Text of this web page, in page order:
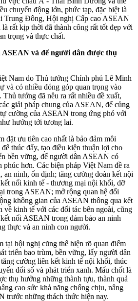
chuyển động lớn, phức tạp, đặc biệt là
Trung Đông, Hội nghị Cấp cao ASEAN
rất kịp thời đã thành công rất tốt đẹp với
trọng và thực chất.
ASEAN và để người dân được thụ
Nam do Thủ tướng Chính phủ Lê Minh
và có nhiều đóng góp quan trọng vào
tướng đã nêu ra rất nhiều đề xuất,
giải pháp chung của ASEAN, để củng
cường của ASEAN trong ứng phó với
hướng tới tương lai.
đặt ưu tiên cao nhất là bảo đảm môi
thúc đẩy, tạo điều kiện thuận lợi cho
bền vững, để người dân ASEAN có
phúc hơn. Các biện pháp Việt Nam đề ra
an ninh, ổn định; tăng cường đoàn kết nội
nối kinh tế - thương mại nội khối, dỡ
trong ASEAN; mở rộng quan hệ đối
không gian của ASEAN thông qua kết
về kinh tế với các đối tác bên ngoài, cũng
nối ASEAN trong đảm bảo an ninh
thực và an ninh con người.
tại hội nghị cũng thể hiện rõ quan điểm
triển bao trùm, bền vững, lấy người dân
cường liên kết kinh tế nội khối, thúc
đổi số và phát triển xanh. Mấu chốt là
thụ hưởng những thành tựu, thành quả
cao sức khả năng chống chịu, nâng
trước những thách thức hiện nay.